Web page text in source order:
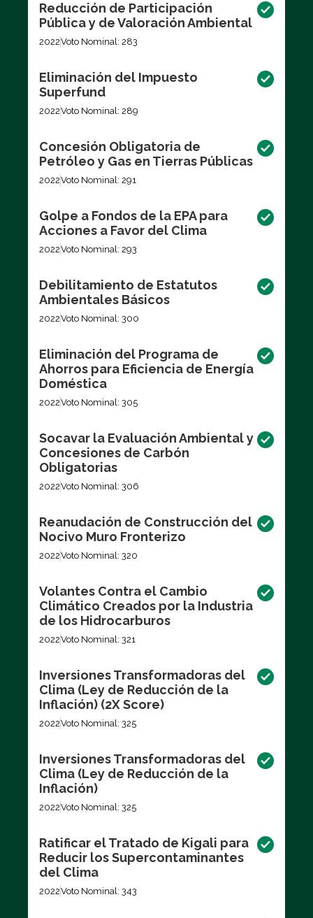
Reducción de Participación
Pública y de Valoración Ambiental
2022Voto Nominal: 283
Eliminación del Impuesto
Superfund
2022Voto Nominal: 289
Concesión Obligatoria de
Petróleo y Gas en Tierras Públicas
2022Voto Nominal: 291
Golpe a Fondos de la EPA para
Acciones a Favor del Clima
2022Voto Nominal: 293
Debilitamiento de Estatutos
Ambientales Básicos
2022Voto Nominal: 300
Eliminación del Programa de
Ahorros para Eficiencia de Energía
Doméstica
2022Voto Nominal: 305
Socavar la Evaluación Ambiental y
Concesiones de Carbón
Obligatorias
2022Voto Nominal: 306
Reanudación de Construcción del
Nocivo Muro Fronterizo
2022Voto Nominal: 320
Volantes Contra el Cambio
Climático Creados por la Industria
de los Hidrocarburos
2022Voto Nominal: 321
Inversiones Transformadoras del
Clima (Ley de Reducción de la
Inflación) (2X Score)
2022Voto Nominal: 325
Inversiones Transformadoras del
Clima (Ley de Reducción de la
Inflación)
2022Voto Nominal: 325
Ratificar el Tratado de Kigali para
Reducir los Supercontaminantes
del Clima
2022Voto Nominal: 343